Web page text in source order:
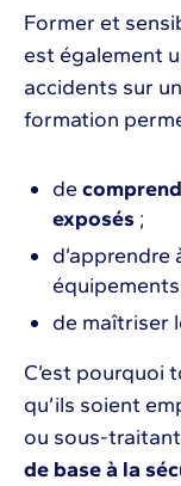
Former et
est également
accidents sur
formation
de
exposés ;
de maîtriser
C’est pourquoi
qu’ils soient
ou sous-
de base à la